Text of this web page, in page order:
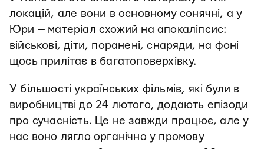
локацій, але вони в основному сонячні, а у
Юри — матеріал схожий на апокаліпсис:
військові, діти, поранені, снаряди, на фоні
щось прилітає в багатоповерхівку.
У більшості українських фільмів, які були в
виробництві до 24 лютого, додають епізоди
про сучасність. Це не завжди працює, але у
нас воно лягло органічно у промову